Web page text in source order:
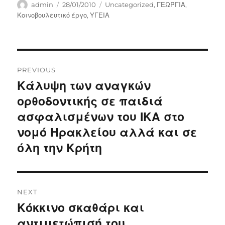
Author
admin
Posted
on
28/01/2010 Categories
Uncategorized, ΓΕΩΡΓΙΑ,
Κοινοβουλευτικό έργο,ΥΓΕΙΑ
navigation
PREVIOUS
Previous
post:
Κάλυψη των αναγκών
ορθοδοντικής σε παιδιά
ασφαλισμένων του ΙΚΑ στο
νομό Ηρακλείου αλλά και σε
όλη την Κρήτη
NEXT
Next
post:
Κόκκινο σκαθάρι και